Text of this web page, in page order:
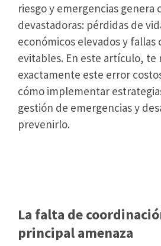
riesgo y emergencias genera
devastadoras: pérdidas de
económicos elevados y fallas
evitables. En este artículo, te
exactamente este error
cómo implementar
gestión de emergencias y
prevenirlo.
La falta de
principal amenaza